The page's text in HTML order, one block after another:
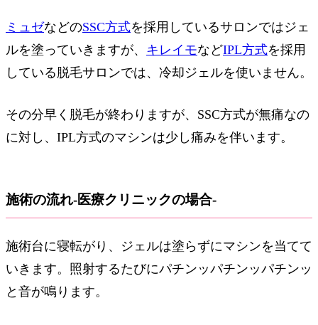
ミュゼなどのSSC方式を採用しているサロンではジェ
ルを塗っていきますが、 キレイモなどIPL方式を採用
している脱毛サロンでは、冷却ジェルを使いません。
その分早く脱毛が終わりますが、SSC方式が無痛なの
に対し、IPL方式のマシンは少し痛みを伴います。
施術の流れ-医療クリニックの場合-
施術台に寝転がり、ジェルは塗らずにマシンを当てて
いきます。照射するたびにパチンッパチンッパチンッ
と音が鳴ります。